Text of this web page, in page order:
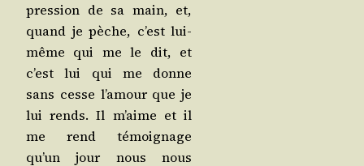
pres­sion de sa main, et,
quand je pèche, c’est lui-
même qui me le dit, et
c’est lui qui me donne
sans cesse l’a­mour que je
lui rends. Il m’aime et il
me rend témoi­gnage
qu’un jour nous nous